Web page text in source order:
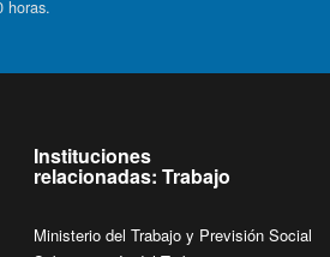
horas.
Instituciones
relacionadas: Trabajo
Ministerio del Trabajo y Previsión Social